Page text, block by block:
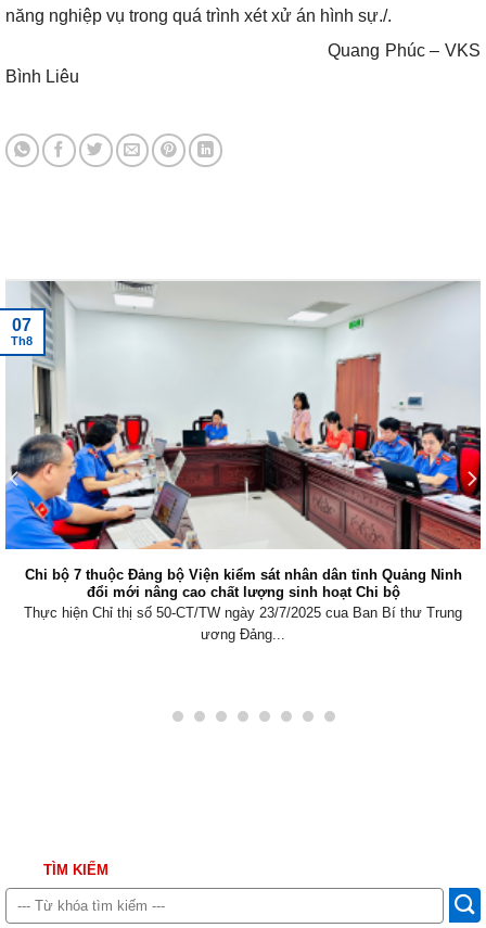
năng nghiệp vụ trong quá trình xét xử án hình sự./.
Quang Phúc – VKS
Bình Liêu
Chi bộ 7 thuộc Đảng bộ Viện kiểm sát nhân dân tỉnh Quảng Ninh
đổi mới nâng cao chất lượng sinh hoạt Chi bộ
Thực hiện Chỉ thị số 50-CT/TW ngày 23/7/2025 cua Ban Bí thư Trung
ương Đảng...
07
Th8
TÌM KIẾM